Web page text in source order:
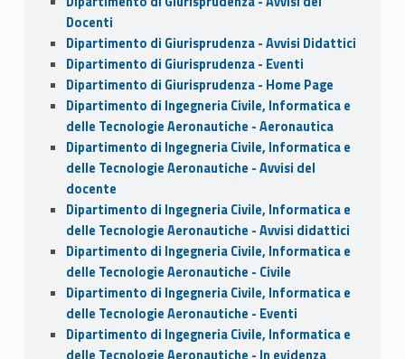
Docenti
Dipartimento di Giurisprudenza - Avvisi Didattici
Dipartimento di Giurisprudenza - Eventi
Dipartimento di Giurisprudenza - Home Page
Dipartimento di Ingegneria Civile, Informatica e
delle Tecnologie Aeronautiche - Aeronautica
Dipartimento di Ingegneria Civile, Informatica e
delle Tecnologie Aeronautiche - Avvisi del
docente
Dipartimento di Ingegneria Civile, Informatica e
delle Tecnologie Aeronautiche - Avvisi didattici
Dipartimento di Ingegneria Civile, Informatica e
delle Tecnologie Aeronautiche - Civile
Dipartimento di Ingegneria Civile, Informatica e
delle Tecnologie Aeronautiche - Eventi
Dipartimento di Ingegneria Civile, Informatica e